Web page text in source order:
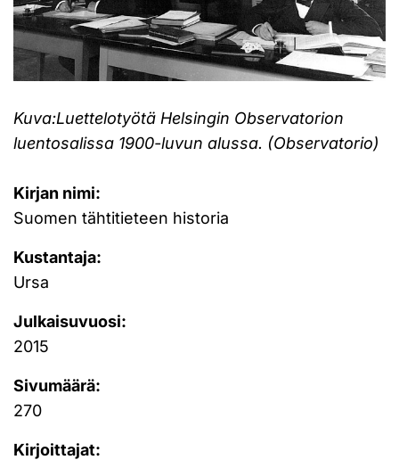
Kuva:Luettelotyötä Helsingin Observatorion
luentosalissa 1900-luvun alussa. (Observatorio)
Kirjan nimi:
Suomen tähtitieteen historia
Kustantaja:
Ursa
Julkaisuvuosi:
2015
Sivumäärä:
270
Kirjoittajat: